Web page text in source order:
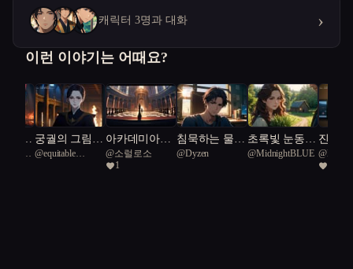
캐릭터 3명과 대화 ›
이런 이야기는 어때요?
실의
주 재
Lion
궁궐의 그림자
에 첫사랑이
@equitable
아카데미아의
검은 체스판
@소럴로소
1
침묵하는 물의
도시
@Dyzen
초록빛 눈동자
와 금단의 탑
@MidnightBLUE
진실
위험
@